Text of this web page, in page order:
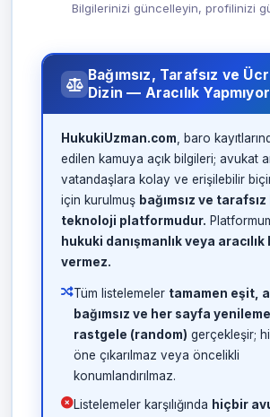
Bilgilerinizi güncelleyin, profilinizi
Bağımsız, Tarafsız ve
Dizin — Aracılık
HukukiUzman.com , baro
edilen kamuya açık bilgileri; avukat
vatandaşlara kolay ve erişilebilir
için kurulmuş bağımsız ve
teknoloji platformudur.
hukuki danışmanlık veya
vermez.
Tüm listelemeler tamamen eşit,
bağımsız ve her sayfa
rastgele (random) gerçekleşir;
öne çıkarılmaz veya öncelikli
konumlandırılmaz.
Listelemeler karşılığında hiçbir